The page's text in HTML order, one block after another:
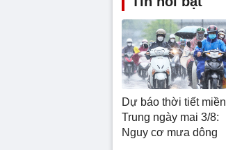
Dự báo thời tiết miền
Trung ngày mai 3/8:
Nguy cơ mưa dông